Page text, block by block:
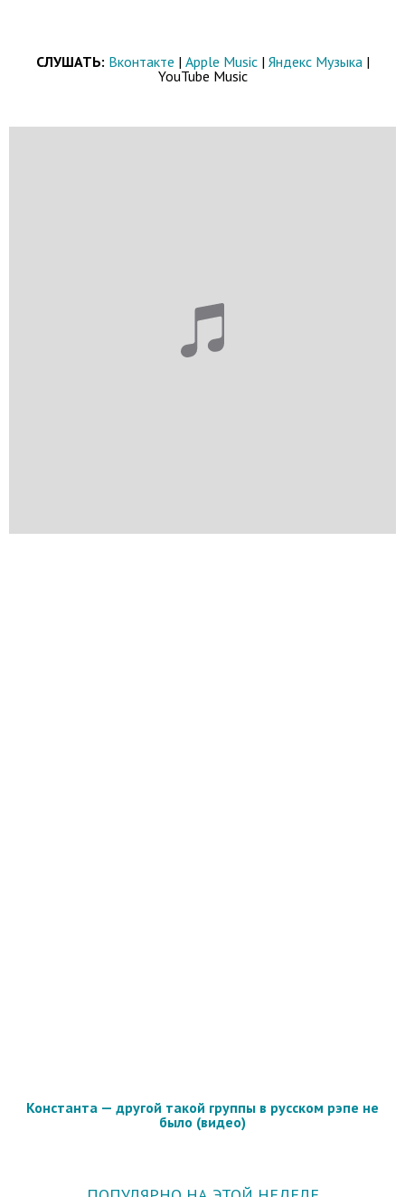
СЛУШАТЬ: Вконтакте | Apple Music| Яндекс Музыка |
YouTube Music
Константа — другой такой группы в русском рэпе не
было (видео)